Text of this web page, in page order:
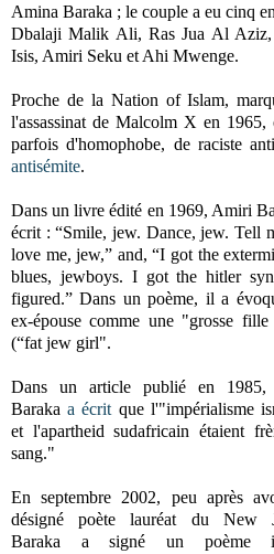
Amina Baraka ; le couple a eu cinq
Dbalaji Malik Ali, Ras Jua Al Aziz,
Isis, Amiri Seku et Ahi Mwenge.
Proche de la Nation of Islam,
l'assassinat de Malcolm X en 1965,
parfois d'homophobe, de raciste
antisémite.
Dans un livre édité en 1969, Amiri
écrit : “Smile, jew. Dance, jew. Tell
love me, jew,” and, “I got the
blues, jewboys. I got the hitler
figured.” Dans un poème, il a
ex-épouse comme une "grosse
(“fat jew girl".
Dans un article publié en 1985,
Barakaa écrit que l'"impérialisme
et l'apartheid sudafricain étaient
sang."
En septembre 2002, peu après
désigné poète lauréat du New
Baraka a signé un poème